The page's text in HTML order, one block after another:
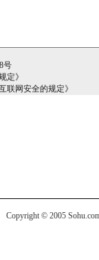
号
定》
联网安全的规定》
Copyright © 2005